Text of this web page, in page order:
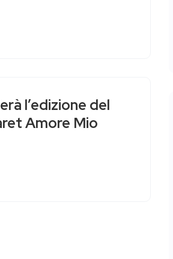
l’edizione del
Amore Mio